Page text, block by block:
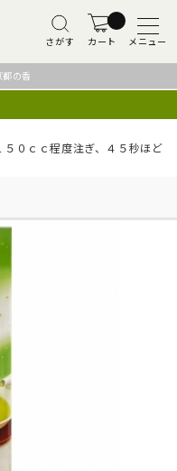
さがす カート メニュー
の香
０ｃｃ程度注ぎ、４５秒ほど